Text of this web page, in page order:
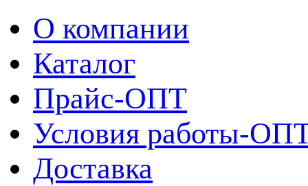
О компании
Каталог
Прайс-ОПТ
Условия работы-
Доставка